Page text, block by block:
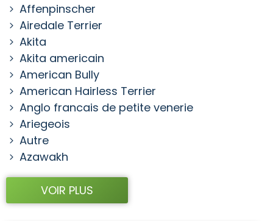
Affenpinscher
Airedale Terrier
Akita
Akita americain
American Bully
American Hairless Terrier
Anglo francais de petite venerie
Ariegeois
Autre
Azawakh
VOIR PLUS